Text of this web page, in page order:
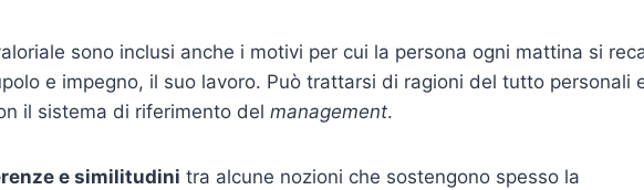
sono inclusi anche i motivi per cui la persona ogni mattina si
e impegno, il suo lavoro. Può trattarsi di ragioni del tutto personali
il sistema di riferimento del management.
e similitudini tra alcune nozioni che sostengono spesso la